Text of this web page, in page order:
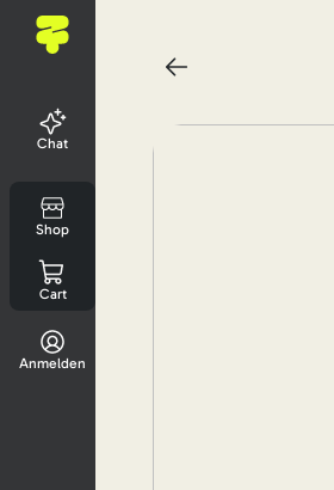
Chat
Shop
Cart
Anmelden